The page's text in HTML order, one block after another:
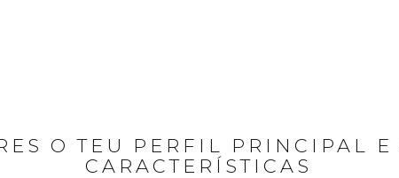
O TEU PERFIL PRINCIPAL E
CARACTERÍSTICAS